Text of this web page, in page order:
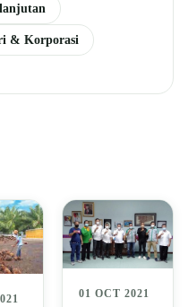
& Korporasi
01 OCT 2021